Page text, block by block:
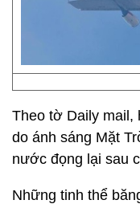
Theo tờ Daily mail,
do ánh sáng Mặt
nước đọng lại sau
Những tinh thể